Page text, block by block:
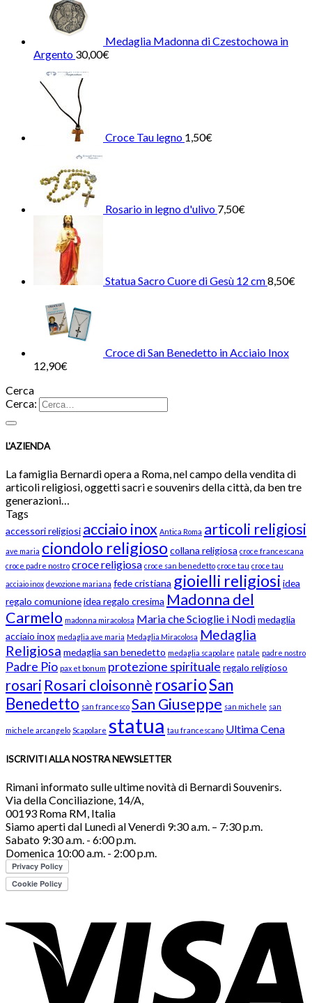
Medaglia Madonna di Czestochowa in
Argento 30,00€
Croce Tau legno 1,50€
Rosario in legno d'ulivo 7,50€
Statua Sacro Cuore di Gesù 12 cm8,50€
Croce di San Benedetto in Acciaio Inox
12,90€
Cerca
Cerca:
L'AZIENDA
La famiglia Bernardi opera a Roma, nel campo della vendita di
articoli religiosi, oggetti sacri e souvenirs della città, da ben tre
generazioni…
Tags
accessori religiosi acciaio inox Antica Roma articoli religiosi
ave maria ciondolo religiosocollana religiosa croce francescana
croce padre nostro croce religiosa croce san benedetto croce tau croce tau
acciaio inox devozione mariana fede cristiana gioielli religiosi idea
regalo comunioneidea regalo cresima Madonna del
Carmelo madonna miracolosa Maria che Scioglie i Nodimedaglia
acciaio inox medaglia ave maria Medaglia Miracolosa Medaglia
Religiosa medaglia san benedetto medaglia scapolare natale padre nostro
Padre Pio pax et bonum protezione spirituale regalo religioso
rosari Rosari cloisonnè rosarioSan
Benedetto san francesco San Giuseppe san michele san
michele arcangelo Scapolare statua tau francescano Ultima Cena
ISCRIVITI ALLA NOSTRA NEWSLETTER
Rimani informato sulle ultime novità di Bernardi Souvenirs.
Via della Conciliazione, 14/A,
00193 Roma RM, Italia
Siamo aperti dal Lunedì al Venerdì 9:30 a.m. – 7:30 p.m.
Sabato 9:30 a.m. - 6:00 p.m.
Domenica 10:00 a.m. - 2:00 p.m.